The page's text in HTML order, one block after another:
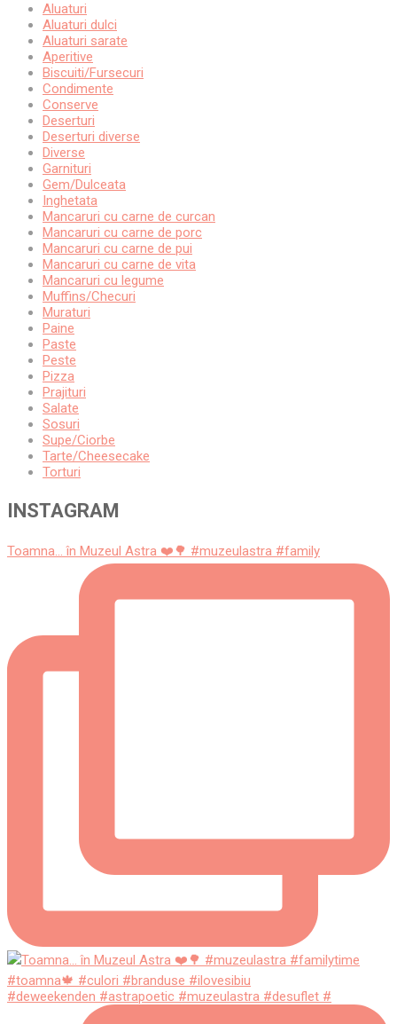
Aluaturi
Aluaturi dulci
Aluaturi sarate
Aperitive
Biscuiti/Fursecuri
Condimente
Conserve
Deserturi
Deserturi diverse
Diverse
Garnituri
Gem/Dulceata
Inghetata
Mancaruri cu carne de curcan
Mancaruri cu carne de porc
Mancaruri cu carne de pui
Mancaruri cu carne de vita
Mancaruri cu legume
Muffins/Checuri
Muraturi
Paine
Paste
Peste
Pizza
Prajituri
Salate
Sosuri
Supe/Ciorbe
Tarte/Cheesecake
Torturi
INSTAGRAM
Toamna... în Muzeul Astra ❤️🌳 #muzeulastra #family
#deweekenden #astrapoetic #muzeulastra #desuflet #